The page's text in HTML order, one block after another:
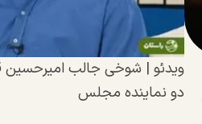
ویدئو | شوخی جالب امیرحسین
دو نماینده مجلس